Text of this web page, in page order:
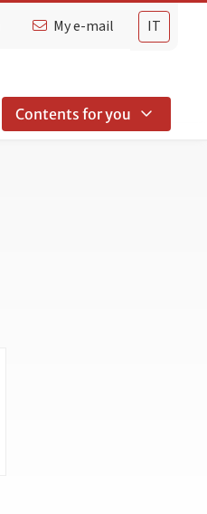
IT
My e-mail
Contents for you